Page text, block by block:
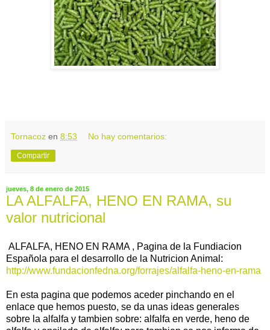
Tornacoz en 8:53 No hay comentarios:
Compartir
jueves, 8 de enero de 2015
LA ALFALFA, HENO EN RAMA, su
valor nutricional
ALFALFA, HENO EN RAMA , Pagina de la Fundiacion
Española para el desarrollo de la Nutricion Animal:
http://www.fundacionfedna.org/forrajes/alfalfa-heno-en-rama
En esta pagina que podemos aceder pinchando en el
enlace que hemos puesto, se da unas ideas generales
sobre la alfalfa y tambien sobre: alfalfa en verde, heno de